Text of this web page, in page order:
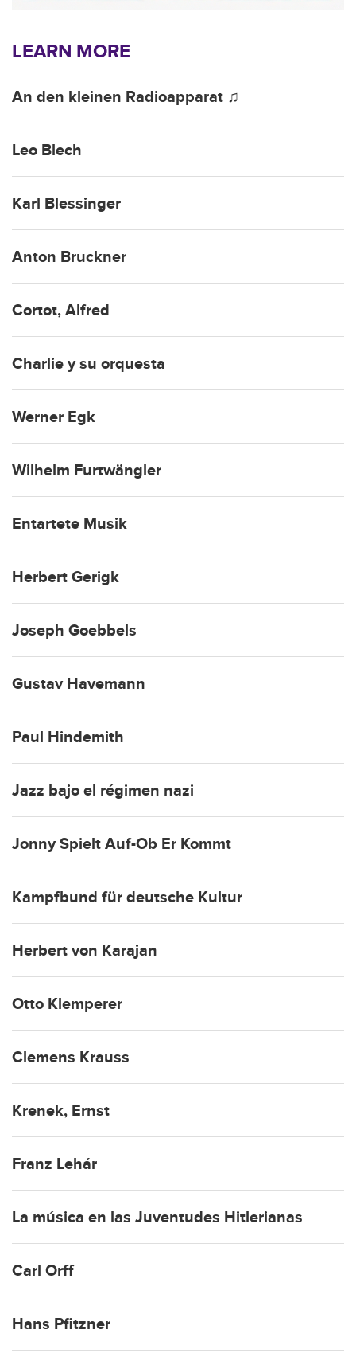
LEARN MORE
An den kleinen Radioapparat ♫
Leo Blech
Karl Blessinger
Anton Bruckner
Cortot, Alfred
Charlie y su orquesta
Werner Egk
Wilhelm Furtwängler
Entartete Musik
Herbert Gerigk
Joseph Goebbels
Gustav Havemann
Paul Hindemith
Jazz bajo el régimen nazi
Jonny Spielt Auf-Ob Er Kommt
Kampfbund für deutsche Kultur
Herbert von Karajan
Otto Klemperer
Clemens Krauss
Krenek, Ernst
Franz Lehár
La música en las Juventudes Hitlerianas
Carl Orff
Hans Pfitzner